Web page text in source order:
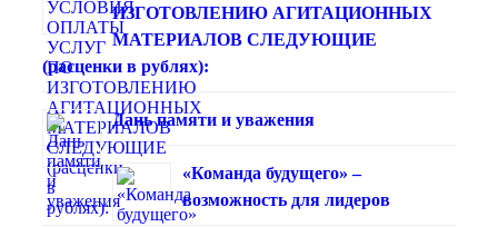
ИЗГОТОВЛЕНИЮ АГИТАЦИОННЫХ
МАТЕРИАЛОВ СЛЕДУЮЩИЕ
(расценки в рублях):
Дань памяти и уважения
«Команда будущего» –
возможность для лидеров